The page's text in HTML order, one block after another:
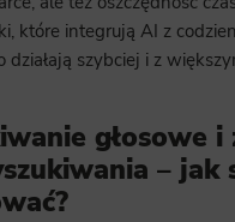
które integrują AI z
działają szybciej i z
głosowe i
– jak